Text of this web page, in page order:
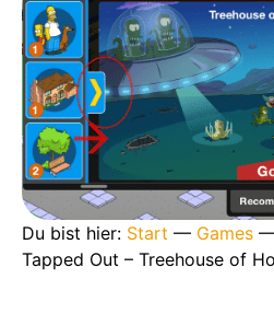
Du bist hier: Start — Games
Tapped Out – Treehouse of